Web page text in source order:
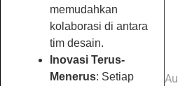
memudahkan
kolaborasi di antara
tim desain.
Inovasi Terus-
Menerus: Setiap